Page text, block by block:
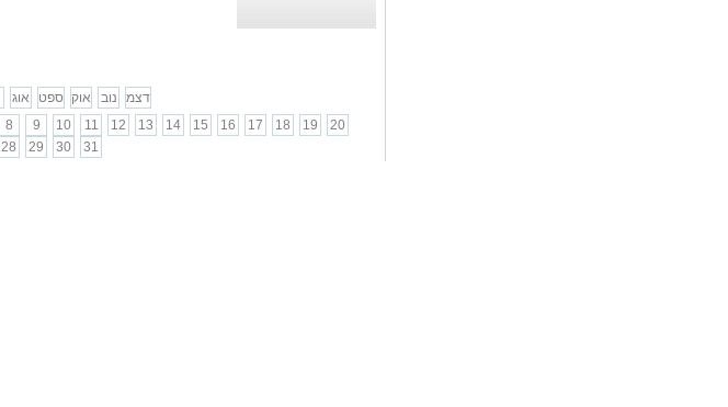
אוג ספט אוק נוב
דצמ
8 9 10 11 12 13 14 15 16 17 18 19
20
28 29 30 31